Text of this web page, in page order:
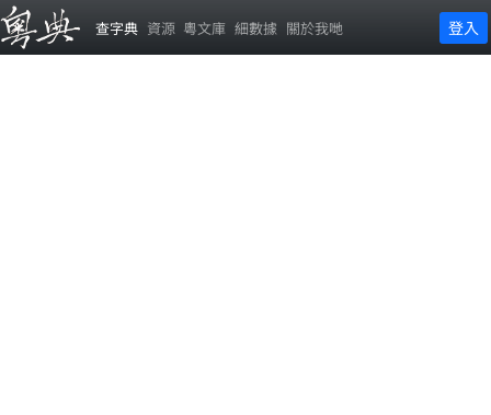
查字典 資源 粵文庫 細數據 關於我哋 登入